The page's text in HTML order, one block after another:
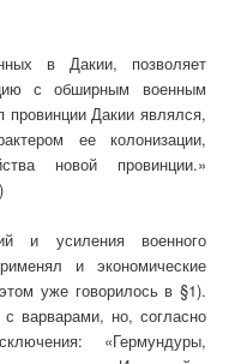
в Дакии, позволяет
с обширным военным
провинции Дакии являлся,
ее колонизации,
новой провинции.»
и усиления военного
и экономические
уже говорилось в §1).
варварами, но, согласно
«Гермундуры,